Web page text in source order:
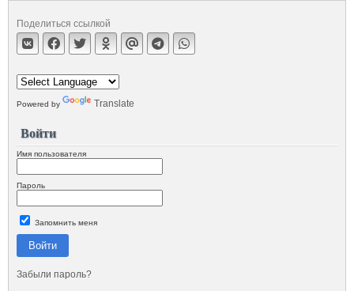
Поделиться ссылкой
Powered by Translate
Войти
Имя пользователя
Пароль
Запомнить меня
Войти
Забыли пароль?